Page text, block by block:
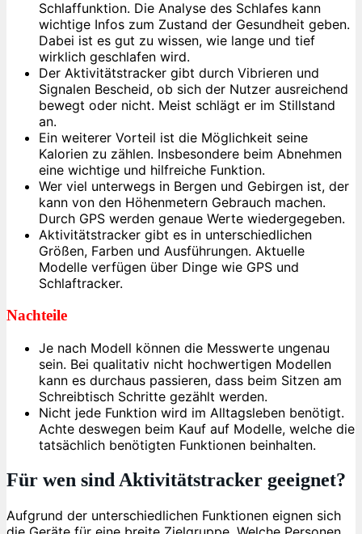
Schlaffunktion. Die Analyse des Schlafes kann
wichtige Infos zum Zustand der Gesundheit geben.
Dabei ist es gut zu wissen, wie lange und tief
wirklich geschlafen wird.
Der Aktivitätstracker gibt durch Vibrieren und
Signalen Bescheid, ob sich der Nutzer ausreichend
bewegt oder nicht. Meist schlägt er im Stillstand
an.
Ein weiterer Vorteil ist die Möglichkeit seine
Kalorien zu zählen. Insbesondere beim Abnehmen
eine wichtige und hilfreiche Funktion.
Wer viel unterwegs in Bergen und Gebirgen ist, der
kann von den Höhenmetern Gebrauch machen.
Durch GPS werden genaue Werte wiedergegeben.
Aktivitätstracker gibt es in unterschiedlichen
Größen, Farben und Ausführungen. Aktuelle
Modelle verfügen über Dinge wie GPS und
Schlaftracker.
Nachteile
Je nach Modell können die Messwerte ungenau
sein. Bei qualitativ nicht hochwertigen Modellen
kann es durchaus passieren, dass beim Sitzen am
Schreibtisch Schritte gezählt werden.
Nicht jede Funktion wird im Alltagsleben benötigt.
Achte deswegen beim Kauf auf Modelle, welche die
tatsächlich benötigten Funktionen beinhalten.
Für wen sind Aktivitätstracker geeignet?
Aufgrund der unterschiedlichen Funktionen eignen sich